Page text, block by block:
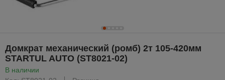
Домкрат механический (ромб) 2т 105-420мм
STARTUL AUTO (ST8021-02)
В наличии